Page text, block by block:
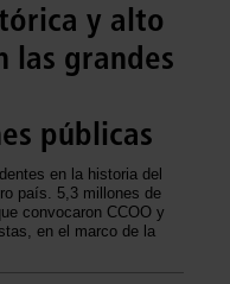
y alto
las grandes
públicas
en la historia del
país. 5,3 millones de
convocaron CCOO y
en el marco de la